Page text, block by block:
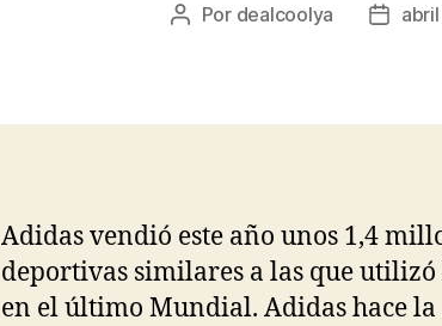
Autor
Por dealcoolya
Fecha
Adidas vendió este año unos 1,4
deportivas similares a las que
en el último Mundial. Adidas hace la